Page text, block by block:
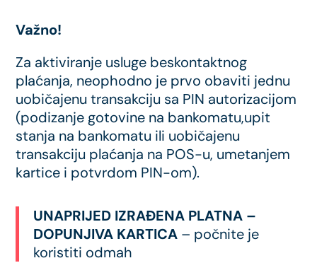
Važno!
Za aktiviranje usluge beskontaktnog
plaćanja, neophodno je prvo obaviti jednu
uobičajenu transakciju sa PIN autorizacijom
(podizanje gotovine na bankomatu,upit
stanja na bankomatu ili uobičajenu
transakciju plaćanja na POS-u, umetanjem
kartice i potvrdom PIN-om).
UNAPRIJED IZRAĐENA PLATNA –
DOPUNJIVA KARTICA – počnite je
koristiti odmah